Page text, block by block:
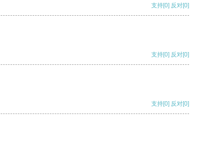
支持[0] 反对[0]
支持[0] 反对[0]
支持[0] 反对[0]